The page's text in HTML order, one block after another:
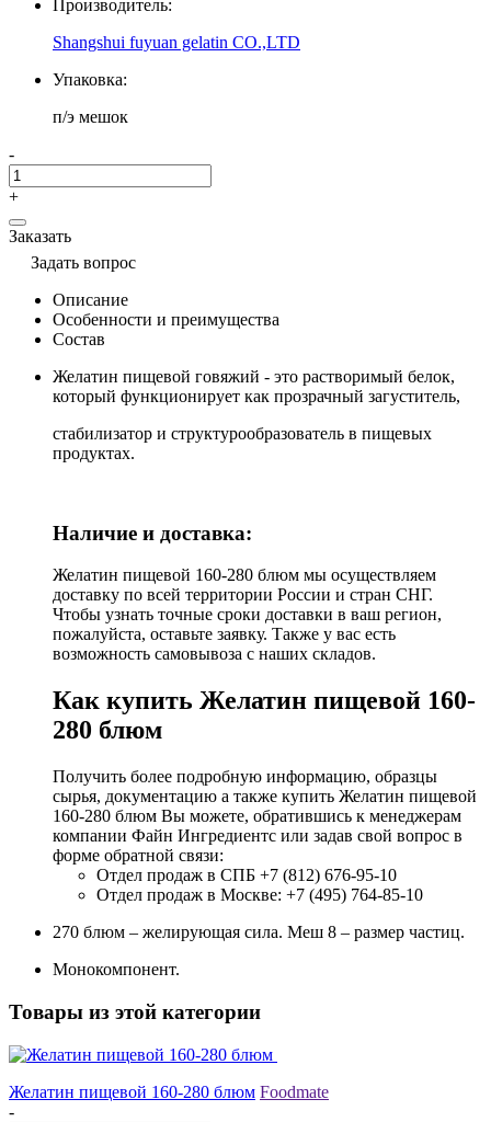
Производитель:
Shangshui fuyuan gelatin CO.,LTD
Упаковка:
п/э мешок
-
+
Заказать
Задать вопрос
Описание
Особенности и преимущества
Состав
Желатин пищевой говяжий - это растворимый белок,
который функционирует как прозрачный загуститель,
стабилизатор и структурообразователь в пищевых
продуктах.
Наличие и доставка:
Желатин пищевой 160-280 блюм мы осуществляем
доставку по всей территории России и стран СНГ.
Чтобы узнать точные сроки доставки в ваш регион,
пожалуйста, оставьте заявку. Также у вас есть
возможность самовывоза с наших складов.
Как купить Желатин пищевой 160-
280 блюм
Получить более подробную информацию, образцы
сырья, документацию а также купить Желатин пищевой
160-280 блюм Вы можете, обратившись к менеджерам
компании Файн Ингредиентс или задав свой вопрос в
форме обратной связи:
Отдел продаж в СПБ +7 (812) 676-95-10
Отдел продаж в Москве: +7 (495) 764-85-10
270 блюм – желирующая сила. Меш 8 – размер частиц.
Монокомпонент.
Товары из этой категории
Желатин пищевой 160-280 блюм Foodmate
-